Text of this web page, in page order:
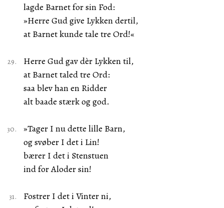
lagde Barnet for sin Fod:
»Herre Gud give Lykken dertil,
at Barnet kunde tale tre Ord!«
Herre Gud gav dèr Lykken til,
at Barnet taled tre Ord:
saa blev han en Ridder
alt baade stærk og god.
»Tager I nu dette lille Barn,
og svøber I det i Lin!
bærer I det i Stenstuen
ind for Aloder sin!
Fostrer I det i Vinter ni,